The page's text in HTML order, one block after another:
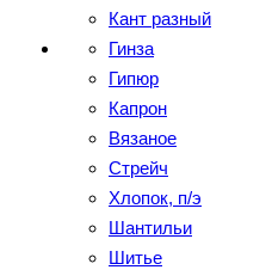
Кант разный
Гинза
Гипюр
Капрон
Вязаное
Стрейч
Хлопок, п/э
Шантильи
Шитье